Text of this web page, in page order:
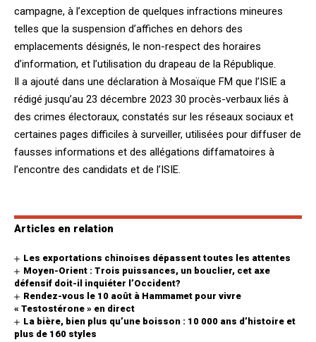
campagne, à l’exception de quelques infractions mineures
telles que la suspension d’affiches en dehors des
emplacements désignés, le non-respect des horaires
d’information, et l’utilisation du drapeau de la République.
Il a ajouté dans une déclaration à Mosaïque FM que l’ISIE a
rédigé jusqu’au 23 décembre 2023 30 procès-verbaux liés à
des crimes électoraux, constatés sur les réseaux sociaux et
certaines pages difficiles à surveiller, utilisées pour diffuser de
fausses informations et des allégations diffamatoires à
l’encontre des candidats et de l’ISIE.
Articles en relation
Les exportations chinoises dépassent toutes les attentes
Moyen-Orient : Trois puissances, un bouclier, cet axe
défensif doit-il inquiéter l’Occident?
Rendez-vous le 10 août à Hammamet pour vivre
« Testostérone » en direct
La bière, bien plus qu’une boisson : 10 000 ans d’histoire et
plus de 160 styles